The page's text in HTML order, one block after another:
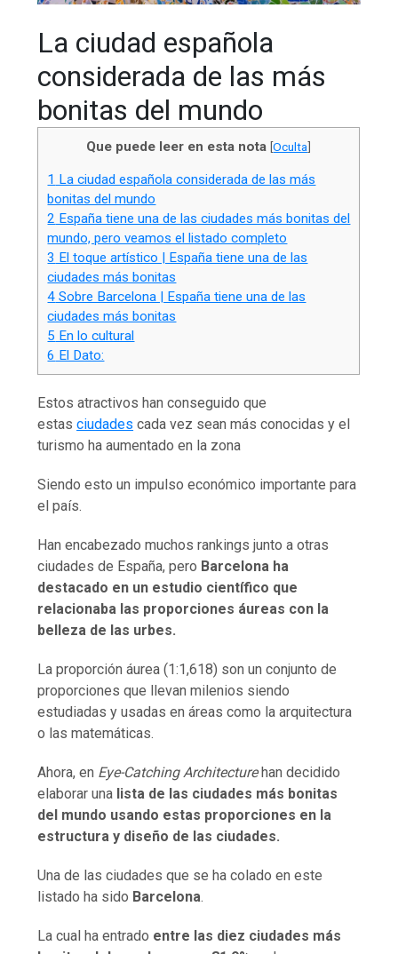
La ciudad española
considerada de las más
bonitas del mundo
Que puede leer en esta nota [Oculta]
1 La ciudad española considerada de las más
bonitas del mundo
2 España tiene una de las ciudades más bonitas del
mundo, pero veamos el listado completo
3 El toque artístico | España tiene una de las
ciudades más bonitas
4 Sobre Barcelona | España tiene una de las
ciudades más bonitas
5 En lo cultural
6 El Dato:
Estos atractivos han conseguido que
estasciudades cada vez sean más conocidas y el
turismo ha aumentado en la zona
Siendo esto un impulso económico importante para
el país.
Han encabezado muchos rankings junto a otras
ciudades de España, pero Barcelona ha
destacado en un estudio científico que
relacionaba las proporciones áureas con la
belleza de las urbes.
La proporción áurea (1:1,618) son un conjunto de
proporciones que llevan milenios siendo
estudiadas y usadas en áreas como la arquitectura
o las matemáticas.
Ahora, en Eye-Catching Architecturehan decidido
elaborar una lista de las ciudades más bonitas
del mundo usando estas proporciones en la
estructura y diseño de las ciudades.
Una de las ciudades que se ha colado en este
listado ha sido Barcelona.
La cual ha entrado entre las diez ciudades más